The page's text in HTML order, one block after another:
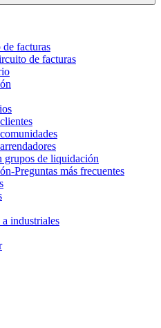
facturas
de facturas
grupos de liquidación
Preguntas más frecuentes‎
industriales